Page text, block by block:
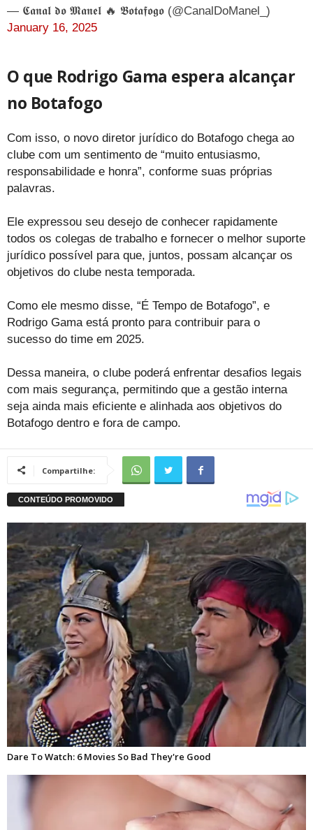
— 𝕮𝖆𝖓𝖆𝖑 𝖉𝖔 𝕸𝖆𝖓𝖊𝖑 🔥 𝕭𝖔𝖙𝖆𝖋𝖔𝖌𝖔 (@CanalDoManel_)
January 16, 2025
O que Rodrigo Gama espera alcançar
no Botafogo
Com isso, o novo diretor jurídico do Botafogo chega ao
clube com um sentimento de “muito entusiasmo,
responsabilidade e honra”, conforme suas próprias
palavras.
Ele expressou seu desejo de conhecer rapidamente
todos os colegas de trabalho e fornecer o melhor suporte
jurídico possível para que, juntos, possam alcançar os
objetivos do clube nesta temporada.
Como ele mesmo disse, “É Tempo de Botafogo”, e
Rodrigo Gama está pronto para contribuir para o
sucesso do time em 2025.
Dessa maneira, o clube poderá enfrentar desafios legais
com mais segurança, permitindo que a gestão interna
seja ainda mais eficiente e alinhada aos objetivos do
Botafogo dentro e fora de campo.
Compartilhe: